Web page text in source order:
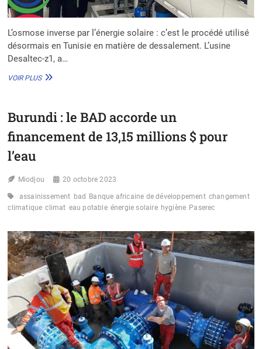
L’osmose inverse par l’énergie solaire : c’est le procédé utilisé
désormais en Tunisie en matière de dessalement. L’usine
Desaltec-z1, a…
VOIR PLUSTUNISIE
D’UNE
DE
THERMIQUE
Burundi : le BAD accorde un
financement de 13,15 millions $ pour
l’eau
Miodjou 20 octobre 2023
assainissement bad Banque africaine de développement changement
climatique climat eau potable énergie solaire hygiène Paserec